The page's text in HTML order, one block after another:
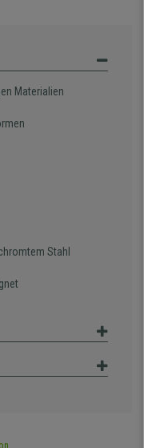
Materialien
Stahl